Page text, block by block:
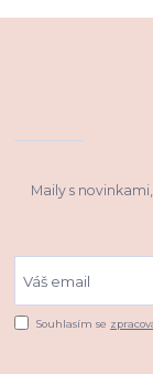
Maily s
Souhlasím se